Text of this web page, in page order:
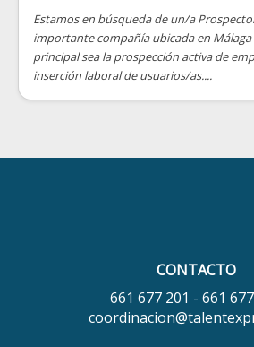
Estamos en búsqueda de un/a
importante compañía ubicada en
principal sea la prospección activa de
inserción laboral de usuarios/as....
CONTACTO
661 677 201 - 661